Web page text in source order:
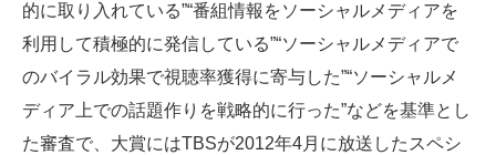
的に取り入れている”“番組情報をソーシャルメディアを
利用して積極的に発信している”“ソーシャルメディアで
のバイラル効果で視聴率獲得に寄与した”“ソーシャルメ
ディア上での話題作りを戦略的に行った”などを基準とし
た審査で、大賞にはTBSが2012年4月に放送したスペシ